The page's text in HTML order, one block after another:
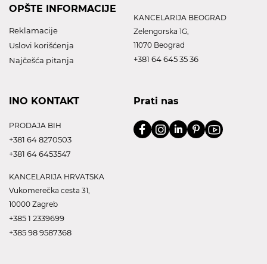
OPŠTE INFORMACIJE
Reklamacije
Uslovi korišćenja
Najčešća pitanja
KANCELARIJA BEOGRAD
Zelengorska 1G,
11070 Beograd
+381 64 645 35 36
INO KONTAKT
PRODAJA BIH
+381 64 8270503
+381 64 6453547
KANCELARIJA HRVATSKA
Vukomerečka cesta 31,
10000 Zagreb
+385 1 2339699
+385 98 9587368
Prati nas